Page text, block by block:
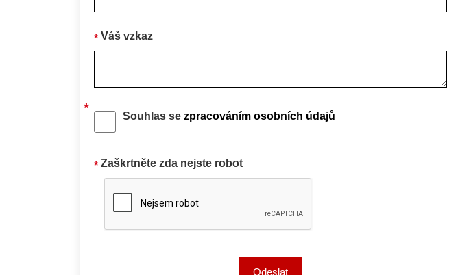
Váš vzkaz
Souhlas se zpracováním osobních údajů
Zaškrtněte zda nejste robot